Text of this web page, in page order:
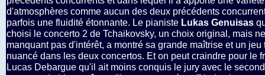
d'atmosphères comme aucun des deux précédents
parfois une fluidité étonnante. Le pianiste Lukas Genuisas
choisi le concerto 2 de Tchaikovsky, un choix original, mais ne
manquant pas d'intérêt, a montré sa grande maîtrise et un jeu
nuancé dans les deux concertos. Et on peut craindre pour le
Lucas Debargue qu'il ait moins conquis le jury avec le second